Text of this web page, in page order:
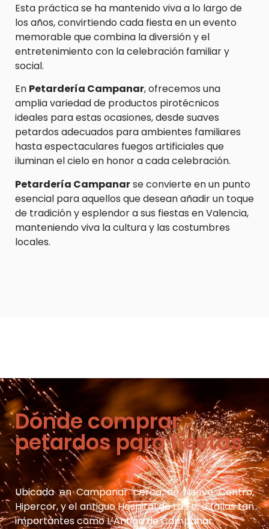
Esta práctica se ha mantenido viva a lo largo de
los años, convirtiendo cada fiesta en un evento
memorable que combina la diversión y el
entretenimiento con la celebración familiar y
social.
En Petardería Campanar, ofrecemos una
amplia variedad de productos pirotécnicos
ideales para estas ocasiones, desde suaves
petardos adecuados para ambientes familiares
hasta espectaculares fuegos artificiales que
iluminan el cielo en honor a cada celebración.
Petardería Campanarse convierte en un punto
esencial para aquellos que desean añadir un toque
de tradición y esplendor a sus fiestas en Valencia,
manteniendo viva la cultura y las costumbres
locales.
Dónde comprar
petardos para fiestas
Ubicada en Campanar cerca de Nuevo Centro,
Hipercor, y el antiguo Hospital de La Fe, o fallas tan
importantes como L’Antiga de Campanar.